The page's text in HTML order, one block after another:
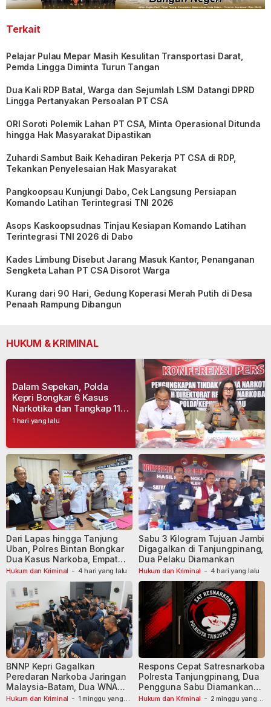
Terkait
Pelajar Pulau Mepar Masih Kesulitan Transportasi Darat,
Pemda Lingga Diminta Turun Tangan
Dua Kali RDP Batal, Warga dan Sejumlah LSM Datangi DPRD
Lingga Pertanyakan Persoalan PT CSA
ORI Soroti Polemik Lahan PT CSA, Minta Operasional Ditunda
hingga Hak Masyarakat Dipastikan
Zuhardi Sambut Baik Kehadiran Pekerja PT CSA di RDP,
Tekankan Penyelesaian Hak Masyarakat
Pangkoopsau Kunjungi Dabo, Cek Langsung Persiapan
Komando Latihan Terintegrasi TNI 2026
Asops Kaskoopsudnas Tinjau Kesiapan Komando Latihan
Terintegrasi TNI 2026 di Dabo
Kades Limbung Disebut Jarang Masuk Kantor, Penanganan
Sengketa Lahan PT CSA Disorot Warga
Kurang dari 90 Hari, Gedung Koperasi Merah Putih di Desa
Penaah Rampung Dibangun
HUKUM & KRIMINAL
1 hari yang lalu
Dalam Sepekan, Polda
Kepri Bongkar 6 Kasus
Narkotika dan Tangkap 11
Tersangka
Hukum dan Kriminal - 4 hari yang lalu
Dari Lapas hingga Tanjung
Uban, Polres Bintan Bongkar
Dua Kasus Narkoba, Empat
Tersangka Dibekuk
Hukum dan Kriminal - 4 hari yang lalu
Sabu 3 Kilogram Tujuan Jambi
Digagalkan di Tanjungpinang,
Dua Pelaku Diamankan
Hukum dan Kriminal - 1 minggu yang
BNNP Kepri Gagalkan
Peredaran Narkoba Jaringan
Malaysia-Batam, Dua WNA
Masih Diburu
Hukum dan Kriminal - 2 minggu yang
Respons Cepat Satresnarkoba
Polresta Tanjungpinang, Dua
Pengguna Sabu Diamankan
Usai Dilaporkan ke Call Center